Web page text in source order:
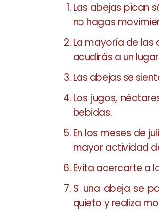
Las abejas pican
no hagas
La mayoría de las
acudirás a un
Las abejas se
Los jugos,
bebidas.
En los meses de
mayor actividad
Evita acercarte a
Si una abeja se
quieto y realiza